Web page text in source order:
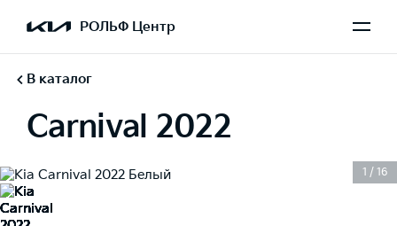
РОЛЬФ Центр
В каталог
Carnival 2022
1 / 16